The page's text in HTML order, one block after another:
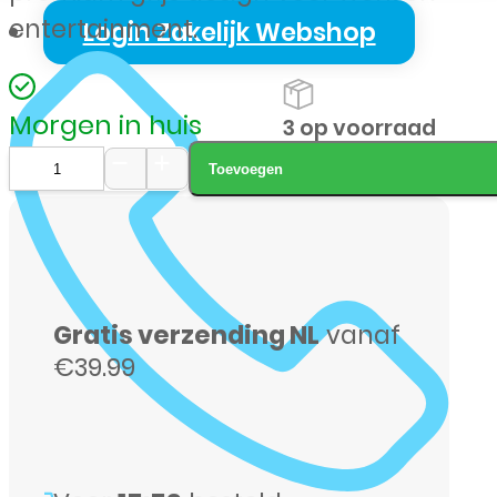
Login Zakelijk Webshop
entertainment.
Morgen in huis
Samsung
X-
236
Plus
grijs
Toevoegen
3 op voorraad
Gratis verzending NLvanaf
€39.99